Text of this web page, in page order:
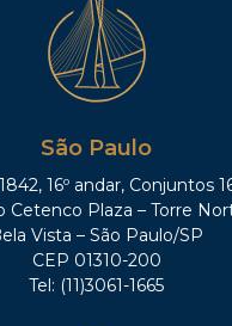
São Paulo
16º andar, Conjuntos
Cetenco Plaza – Torre
Vista – São Paulo/SP
CEP 01310-200
Tel: (11)3061-1665